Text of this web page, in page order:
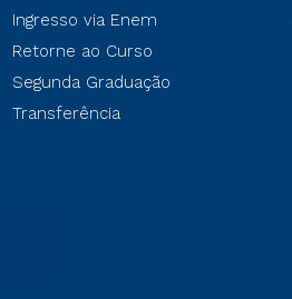
Ingresso via Enem
Retorne ao Curso
Segunda Graduação
Transferência